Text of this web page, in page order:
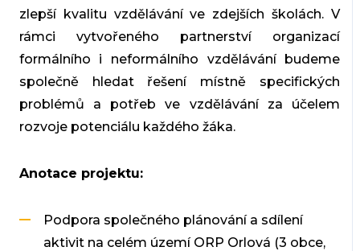
zlepší kvalitu vzdělávání ve zdejších školách. V
rámci vytvořeného partnerství organizací
formálního i neformálního vzdělávání budeme
společně hledat řešení místně specifických
problémů a potřeb ve vzdělávání za účelem
rozvoje potenciálu každého žáka.
Anotace projektu:
Podpora společného plánování a sdílení
aktivit na celém území ORP Orlová (3 obce,